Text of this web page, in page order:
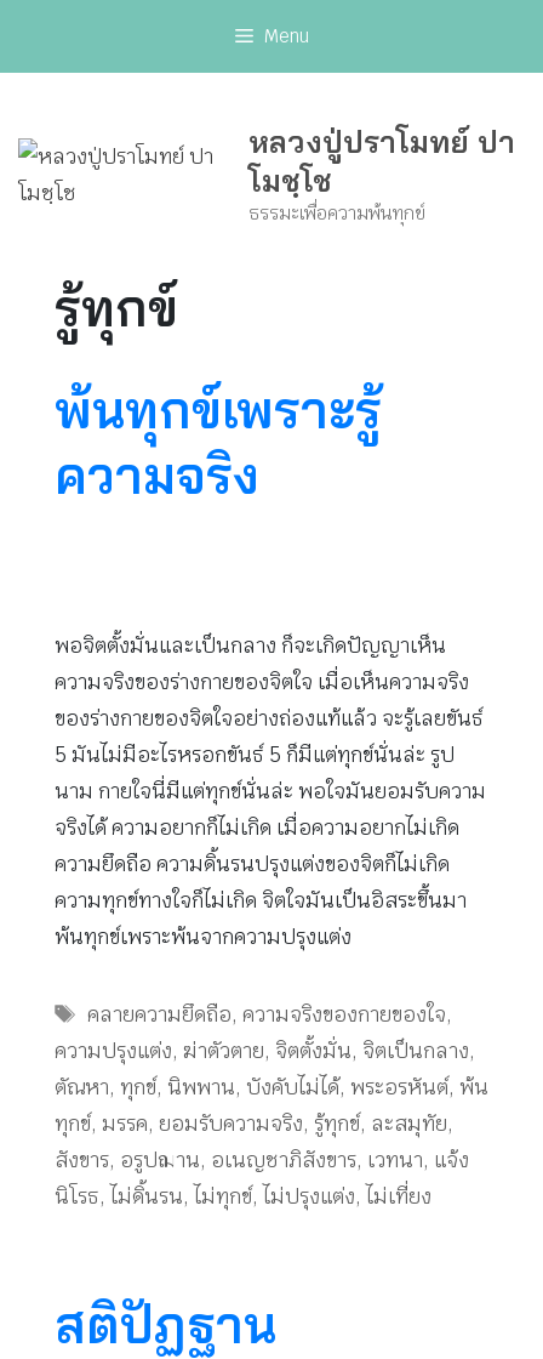
Menu
หลวงปู่ปราโมทย์ ปา
โมชฺโช
ธรรมะเพื่อความพ้นทุกข์
รู้ทุกข์
พ้นทุกข์เพราะรู้
ความจริง
พอจิตตั้งมั่นและเป็นกลาง ก็จะเกิดปัญญาเห็น
ความจริงของร่างกายของจิตใจ เมื่อเห็นความจริง
ของร่างกายของจิตใจอย่างถ่องแท้แล้ว จะรู้เลยขันธ์
5 มันไม่มีอะไรหรอกขันธ์ 5 ก็มีแต่ทุกข์นั่นล่ะ รูป
นาม กายใจนี่มีแต่ทุกข์นั่นล่ะ พอใจมันยอมรับความ
จริงได้ ความอยากก็ไม่เกิด เมื่อความอยากไม่เกิด
ความยึดถือ ความดิ้นรนปรุงแต่งของจิตก็ไม่เกิด
ความทุกข์ทางใจก็ไม่เกิด จิตใจมันเป็นอิสระขึ้นมา
พ้นทุกข์เพราะพ้นจากความปรุงแต่ง
Tags
คลายความยึดถือ,ความจริงของกายของใจ,
ความปรุงแต่ง, ฆ่าตัวตาย, จิตตั้งมั่น, จิตเป็นกลาง,
ตัณหา, ทุกข์, นิพพาน, บังคับไม่ได้, พระอรหันต์, พ้น
ทุกข์, มรรค, ยอมรับความจริง, รู้ทุกข์, ละสมุทัย,
สังขาร, อรูปฌาน, อเนญชาภิสังขาร, เวทนา, แจ้ง
นิโรธ, ไม่ดิ้นรน, ไม่ทุกข์, ไม่ปรุงแต่ง, ไม่เที่ยง
สติปัฏฐาน